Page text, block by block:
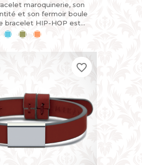
maroquinerie, son
et son fermoir boule
bracelet HIP-HOP est
évolutif. Pour un cadeau
BleuKakiMandarine
favorite_border
favorite_border
favorite_border